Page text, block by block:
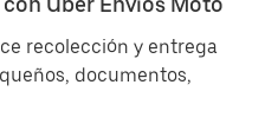
recolección y entrega
documentos,